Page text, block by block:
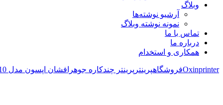
وبلاگ
آرشیو نوشته‌ها
نمونه نوشته وبلاگ
تماس با ما
درباره ما
همکاری و استخدام
Oxinprinterفروشگاهپرینتر پرینتر چندکاره جوهرافشان اپسون مدل L3210 بدون جوهر